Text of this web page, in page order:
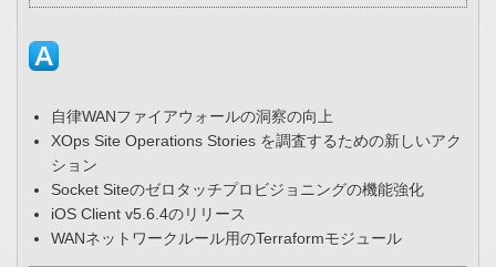
自律WANファイアウォールの洞察の向上
XOps Site Operations Stories を調査するための新しいアク
ション
Socket Siteのゼロタッチプロビジョニングの機能強化​
iOS Client v5.6.4のリリース​
WANネットワークルール用のTerraformモジュール​